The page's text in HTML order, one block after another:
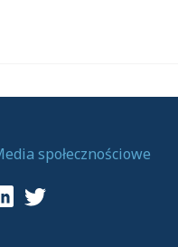
społecznościowe